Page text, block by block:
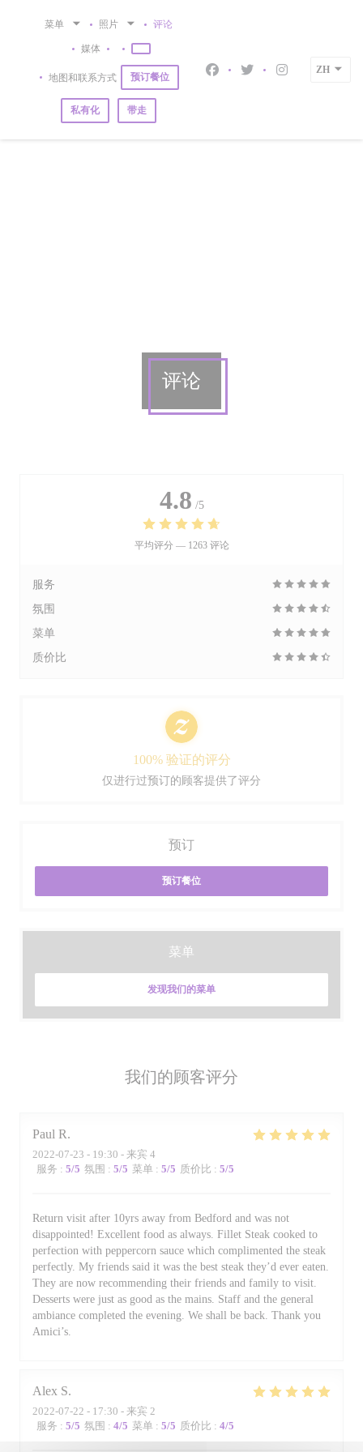
菜单 照片 评论
媒体
((在新窗口中打开))
((在新窗口中打开))
地图和联系方式 预订餐位
私有化 带走
Facebook ((在新窗口中打
Twitter ((在新窗口中
Instagram ((
ZH
评论
我们的顾客评分
Paul R
2022-07-23 - 19:30 - 来宾 4
服务 : 5/5 氛围 : 5/5 菜单 : 5/5 质价比 : 5/5
Return visit after 10yrs away from Bedford and was not
disappointed! Excellent food as always. Fillet Steak cooked to
perfection with peppercorn sauce which complimented the steak
perfectly. My friends said it was the best steak they’d ever eaten.
They are now recommending their friends and family to visit.
Desserts were just as good as the mains. Staff and the general
ambiance completed the evening. We shall be back. Thank you
Amici’s.
Alex S
2022-07-22 - 17:30 - 来宾 2
服务 : 5/5 氛围 : 4/5 菜单 : 5/5 质价比 : 4/5
4.8 /5
平均评分 — 1263 评论
服务
氛围
菜单
质价比
100% 验证的评分
仅进行过预订的顾客提供了评分
预订
预订餐位
菜单
发现我们的菜单